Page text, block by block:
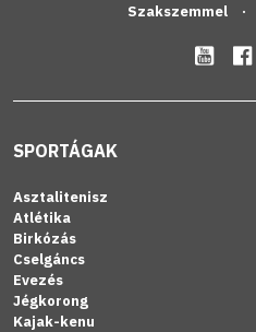
Szakszemmel
SPORTÁGAK
Asztalitenisz
Atlétika
Birkózás
Cselgáncs
Evezés
Jégkorong
Kajak-kenu